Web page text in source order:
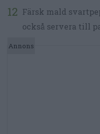
Färsk mald
också servera till